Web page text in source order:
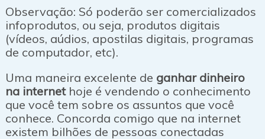
Observação: Só poderão ser comercializados
infoprodutos, ou seja, produtos digitais
(vídeos, aúdios, apostilas digitais, programas
de computador, etc).
Uma maneira excelente de ganhar dinheiro
na internethoje é vendendo o conhecimento
que você tem sobre os assuntos que você
conhece. Concorda comigo que na internet
existem bilhões de pessoas conectadas